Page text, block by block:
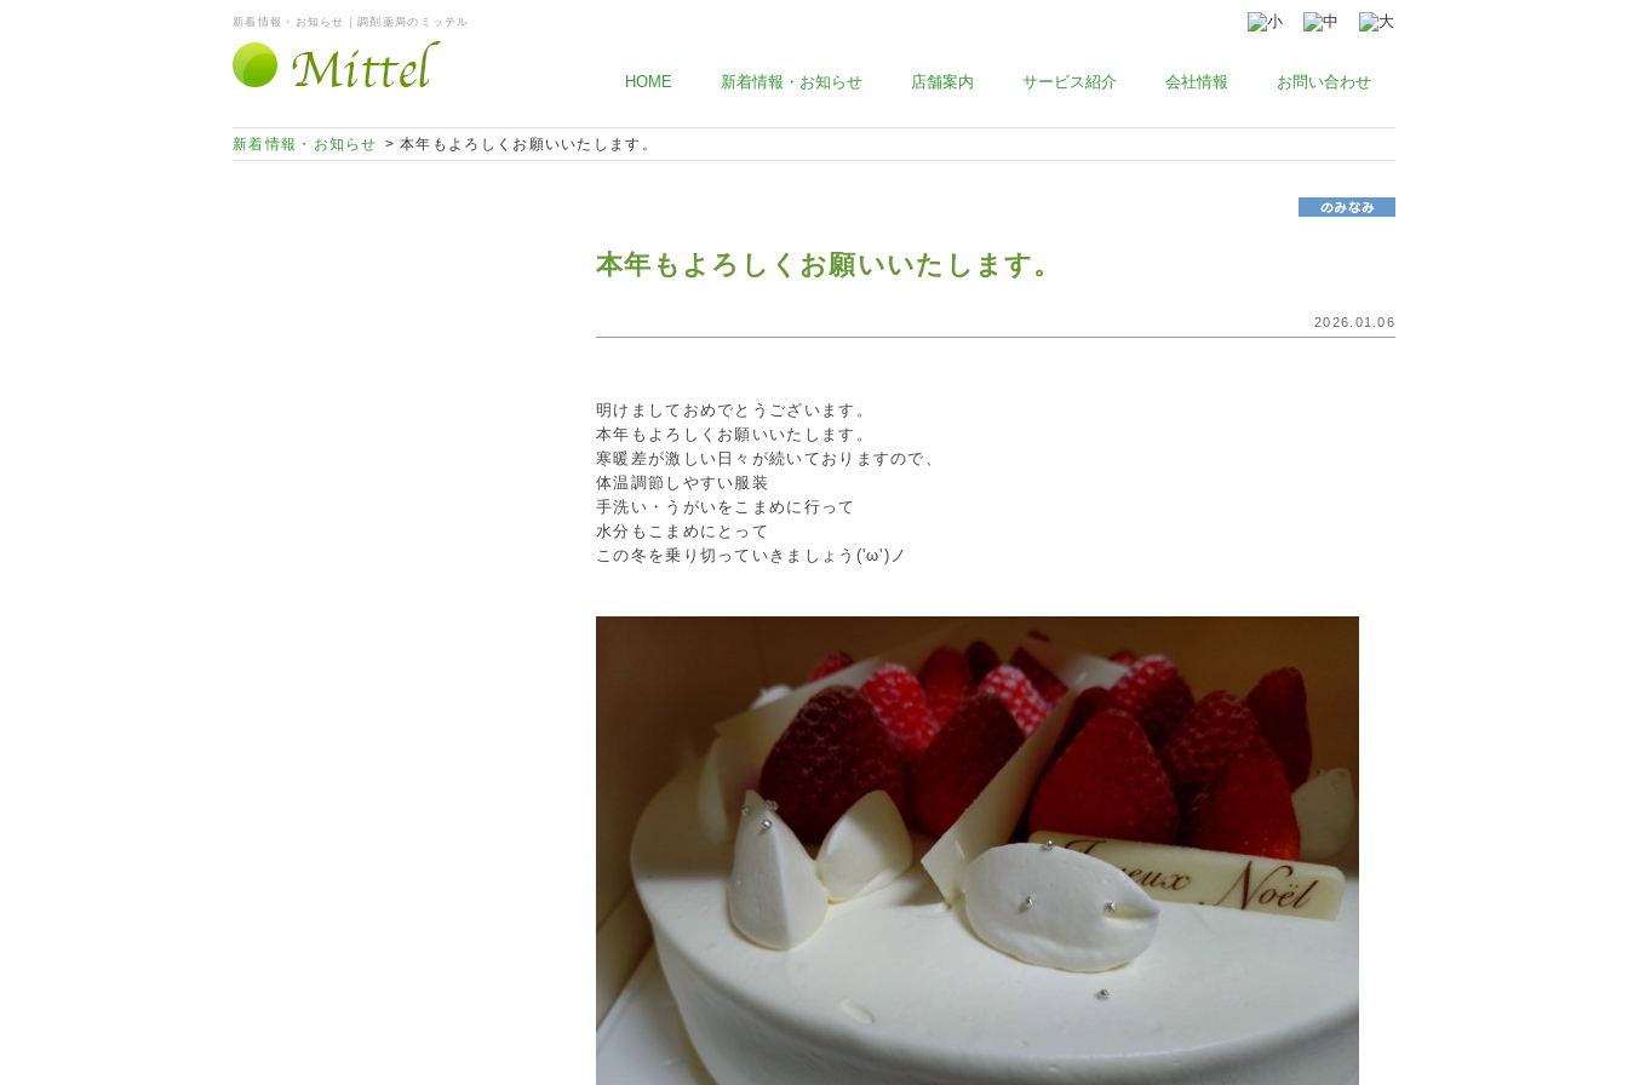
新着情報・お知らせ｜調剤薬局のミッテル
HOME 新着情報・お知らせ 店舗案内 サービス紹介 会社情報 お問い合わせ
新着情報・お知らせ > 本年もよろしくお願いいたします。
本年もよろしくお願いいたします。
2026.01.06
明けましておめでとうございます。
本年もよろしくお願いいたします。
寒暖差が激しい日々が続いておりますので、
体温調節しやすい服装
手洗い・うがいをこまめに行って
水分もこまめにとって
この冬を乗り切っていきましょう('ω')ノ